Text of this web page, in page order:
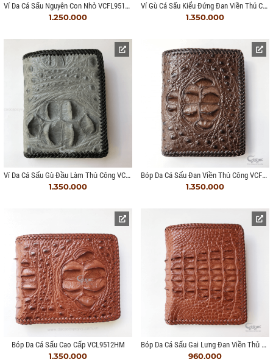
Ví Da Cá Sấu Nguyên Con Nhỏ VCFL95122I
1.250.000
Ví Gù Cá Sấu Kiểu Đứng Đan Viền Thủ Công
1.350.000
Ví Da Cá Sấu Gù Đầu Làm Thủ Công VCG957
1.350.000
Bóp Da Cá Sấu Đan Viền Thủ Công VCFL951223IHM
1.350.000
Bóp Da Cá Sấu Cao Cấp VCL9512HM
1.350.000
Bóp Da Cá Sấu Gai Lưng Đan Viền Thủ Công
960.000